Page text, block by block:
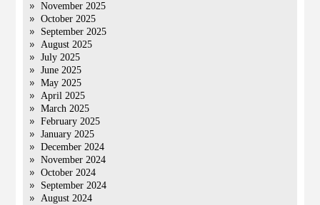
November 2025
October 2025
September 2025
August 2025
July 2025
June 2025
May 2025
April 2025
March 2025
February 2025
January 2025
December 2024
November 2024
October 2024
September 2024
August 2024